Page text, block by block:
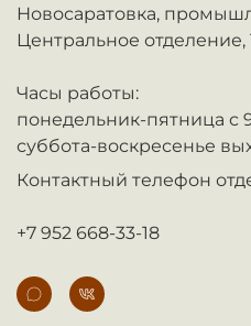
Новосаратовка,
Центральное отделение,
Часы работы:
понедельник-пятница с
суббота-воскресенье
Контактный телефон
+7 952 668-33-18